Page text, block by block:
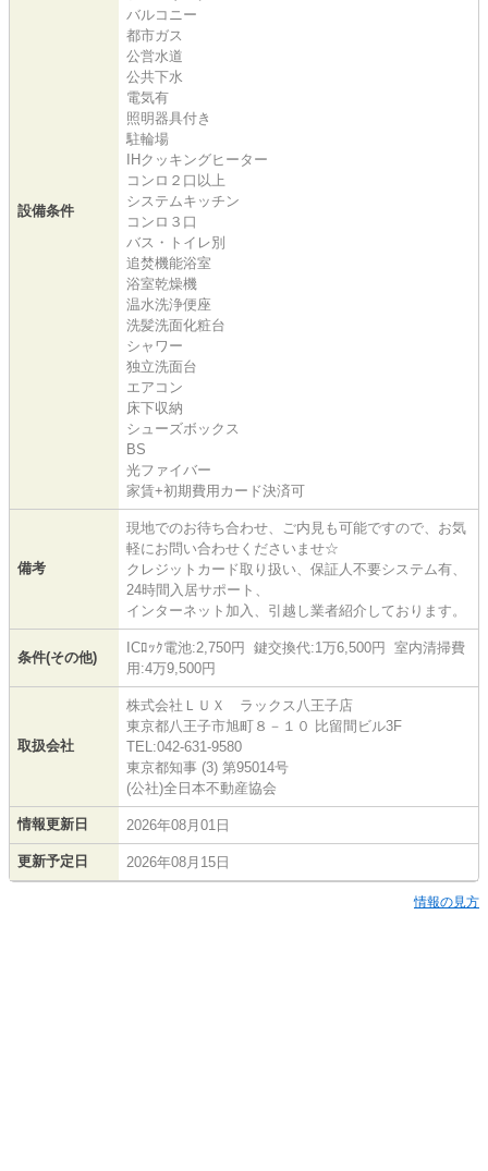
設備条件
バルコニー
都市ガス
公営水道
公共下水
電気有
照明器具付き
駐輪場
IHクッキングヒーター
コンロ２口以上
システムキッチン
コンロ３口
バス・トイレ別
追焚機能浴室
浴室乾燥機
温水洗浄便座
洗髪洗面化粧台
シャワー
独立洗面台
エアコン
床下収納
シューズボックス
BS
光ファイバー
家賃+初期費用カード決済可
備考
現地でのお待ち合わせ、ご内見も可能ですので、お気
軽にお問い合わせくださいませ☆
クレジットカード取り扱い、保証人不要システム有、
24時間入居サポート、
インターネット加入、引越し業者紹介しております。
条件(その他)
ICﾛｯｸ電池:2,750円 鍵交換代:1万6,500円 室内清掃費
用:4万9,500円
取扱会社
株式会社ＬＵＸ ラックス八王子店
東京都八王子市旭町８－１０ 比留間ビル3F
TEL:042-631-9580
東京都知事 (3) 第95014号
(公社)全日本不動産協会
情報更新日 2026年08月01日
更新予定日 2026年08月15日
情報の見方